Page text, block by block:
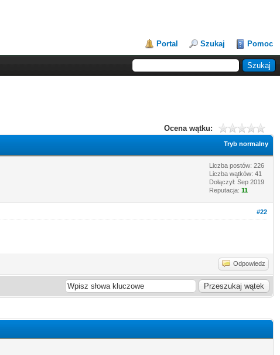
Portal Szukaj Pomoc
Ocena wątku:
Tryb normalny
Liczba postów: 226
Liczba wątków: 41
Dołączył: Sep 2019
Reputacja: 11
#22
Odpowiedz